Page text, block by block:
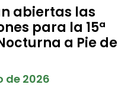
abiertas las
para la 15ª
a Pie de
de 2026